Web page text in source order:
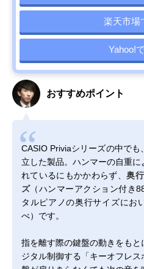
楽天市場
Yahoo!
おすすめポイント
CASIO Priviaシリーズの中で
立した製品。ハンマーの自重に
れているにもかかわらず、奥
ズ（ハンマーアクション付き
タルピアノの奥行サイズにお
べ）です。
指を離す際の鍵盤の動きをも
ジタル制御する「キーオフレ